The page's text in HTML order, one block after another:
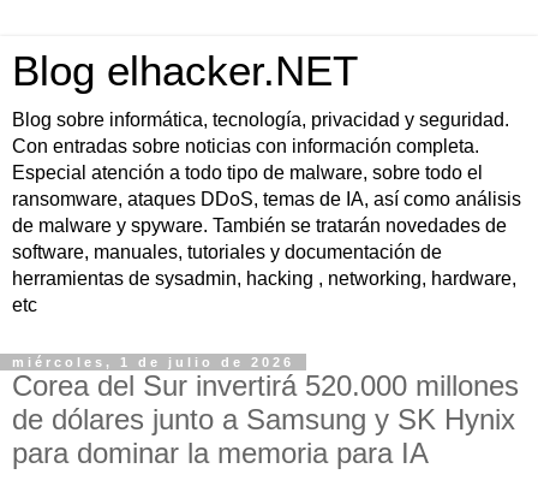
Blog elhacker.NET
Blog sobre informática, tecnología, privacidad y seguridad.
Con entradas sobre noticias con información completa.
Especial atención a todo tipo de malware, sobre todo el
ransomware, ataques DDoS, temas de IA, así como análisis
de malware y spyware. También se tratarán novedades de
software, manuales, tutoriales y documentación de
herramientas de sysadmin, hacking , networking, hardware,
etc
miércoles, 1 de julio de 2026
Corea del Sur invertirá 520.000 millones
de dólares junto a Samsung y SK Hynix
para dominar la memoria para IA